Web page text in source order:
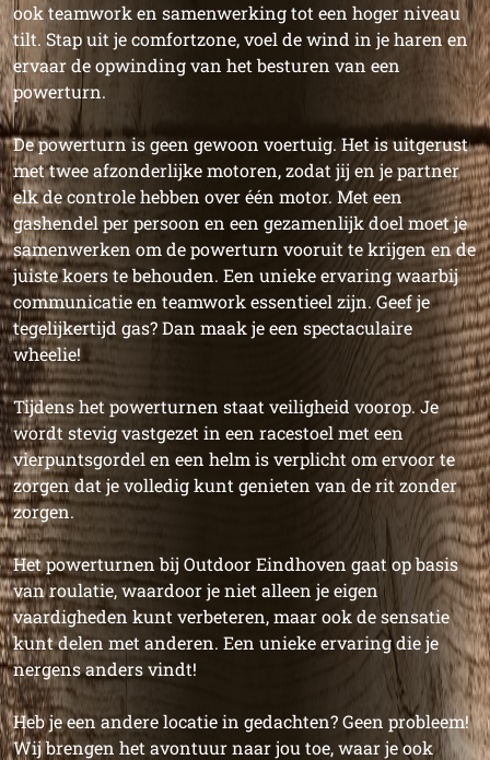
ook teamwork en samenwerking tot een hoger niveau
tilt. Stap uit je comfortzone, voel de wind in je haren en
ervaar de opwinding van het besturen van een
powerturn.
De powerturn is geen gewoon voertuig. Het is uitgerust
met twee afzonderlijke motoren, zodat jij en je partner
elk de controle hebben over één motor. Met een
gashendel per persoon en een gezamenlijk doel moet je
samenwerken om de powerturn vooruit te krijgen en de
juiste koers te behouden. Een unieke ervaring waarbij
communicatie en teamwork essentieel zijn. Geef je
tegelijkertijd gas? Dan maak je een spectaculaire
wheelie!
Tijdens het powerturnen staat veiligheid voorop. Je
wordt stevig vastgezet in een racestoel met een
vierpuntsgordel en een helm is verplicht om ervoor te
zorgen dat je volledig kunt genieten van de rit zonder
zorgen.
Het powerturnen bij Outdoor Eindhoven gaat op basis
van roulatie, waardoor je niet alleen je eigen
vaardigheden kunt verbeteren, maar ook de sensatie
kunt delen met anderen. Een unieke ervaring die je
nergens anders vindt!
Heb je een andere locatie in gedachten? Geen probleem!
Wij brengen het avontuur naar jou toe, waar je ook